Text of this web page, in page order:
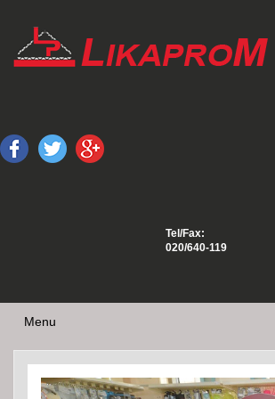
Tel/Fax:
020/640-119
Menu